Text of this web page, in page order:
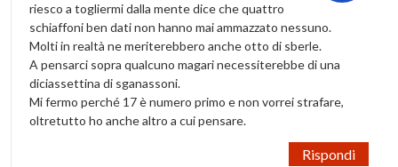
riesco a togliermi dalla mente dice che quattro
schiaffoni ben dati non hanno mai ammazzato nessuno.
Molti in realtà ne meriterebbero anche otto di sberle.
A pensarci sopra qualcuno magari necessiterebbe di una
diciassettina di sganassoni.
Mi fermo perché 17 è numero primo e non vorrei strafare,
oltretutto ho anche altro a cui pensare.
Rispondi